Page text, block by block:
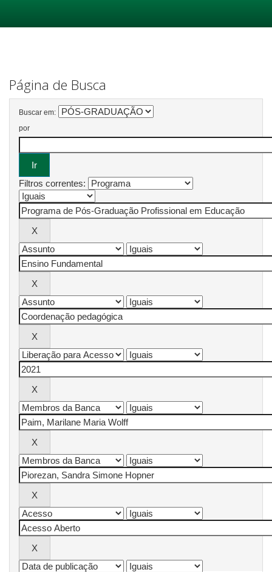
Página de Busca
Buscar em:
por
Filtros correntes: